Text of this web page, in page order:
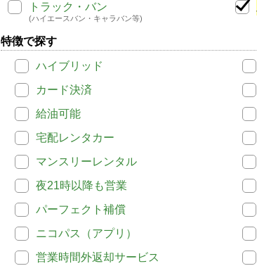
トラック・バン
(ハイエースバン・キャラバン等)
特徴で探す
ハイブリッド
カード決済
給油可能
宅配レンタカー
マンスリーレンタル
夜21時以降も営業
パーフェクト補償
ニコパス（アプリ）
営業時間外返却サービス